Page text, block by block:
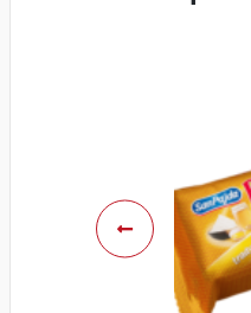
Poprzednie
elementy